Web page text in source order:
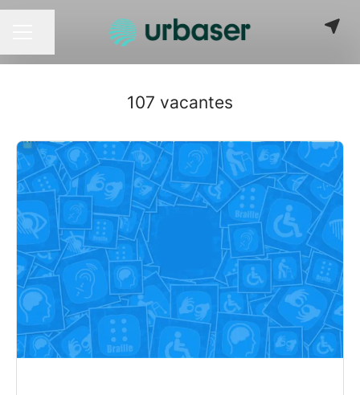
MENÚ DE EMPLEO
Compartir página
107 vacantes